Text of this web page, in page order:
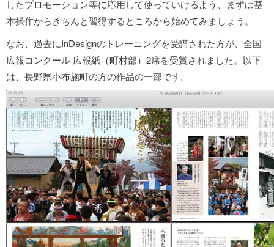
したプロモーション等に応用して使っていけるよう、まずは基
本操作からきちんと習得するところから始めてみましょう。
なお、過去にInDesignのトレーニングを受講された方が、全国
広報コンクール 広報紙（町村部）2席を受賞されました。以下
は、長野県小布施町の方の作品の一部です。